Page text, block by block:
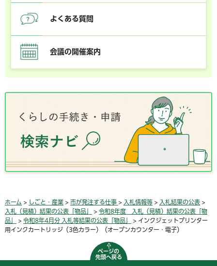
よくある質問
会議の開催案内
ホーム > しごと・産業 > 市が発注する仕事 > 入札情報等 > 入札結果の公表 >
入札（見積）結果の公表「物品」
> 令和8年度 入札（見積）結果の公表「物
品」
> 令和8年4月分 入札等結果の公表「物品」
> インクジェットプリンター
用インクカートリッジ（3色カラー）（オープンカウンター・電子）
ページの
先頭へ戻る